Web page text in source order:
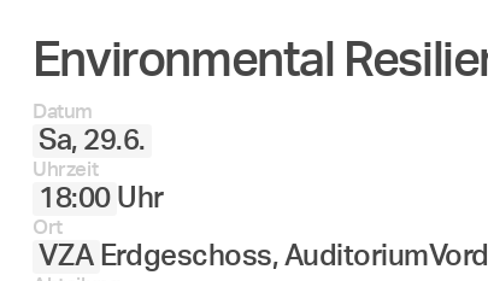
Environmental
Datum
Sa, 29.6.
Uhrzeit
18:00 Uhr
Ort
VZA Erdgeschoss, Auditorium